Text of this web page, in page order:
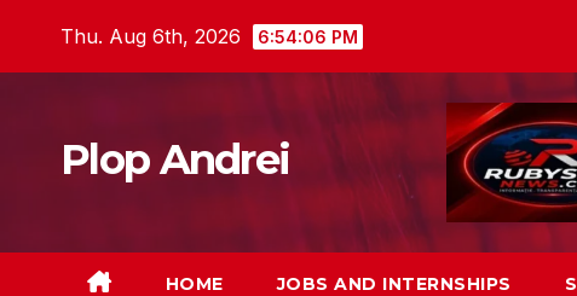
Thu. Aug 6th, 2026 6:54:07 PM
Plop Andrei
HOME JOBS AND INTERNSHIPS